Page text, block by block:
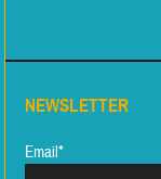
NEWSLETTER
Email*